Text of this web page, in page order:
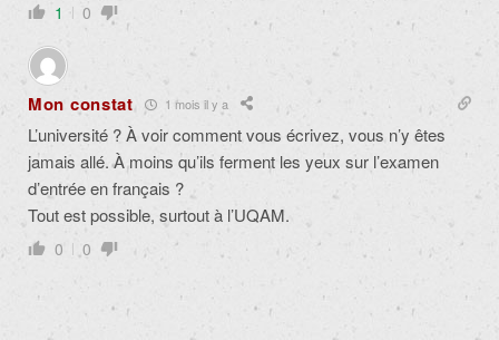
1 0
Mon constat 1 mois il y a
L’université ? À voir comment vous écrivez, vous n’y êtes
jamais allé. À moins qu’ils ferment les yeux sur l’examen
d’entrée en français ?
Tout est possible, surtout à l’UQAM.
0 0